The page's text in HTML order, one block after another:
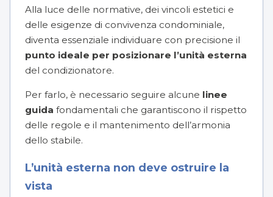
Alla luce delle normative, dei vincoli estetici e
delle esigenze di convivenza condominiale,
diventa essenziale individuare con precisione il
punto ideale per posizionare l’unità esterna
del condizionatore.
Per farlo, è necessario seguire alcune linee
guida fondamentali che garantiscono il rispetto
delle regole e il mantenimento dell’armonia
dello stabile.
L’unità esterna non deve ostruire la
vista